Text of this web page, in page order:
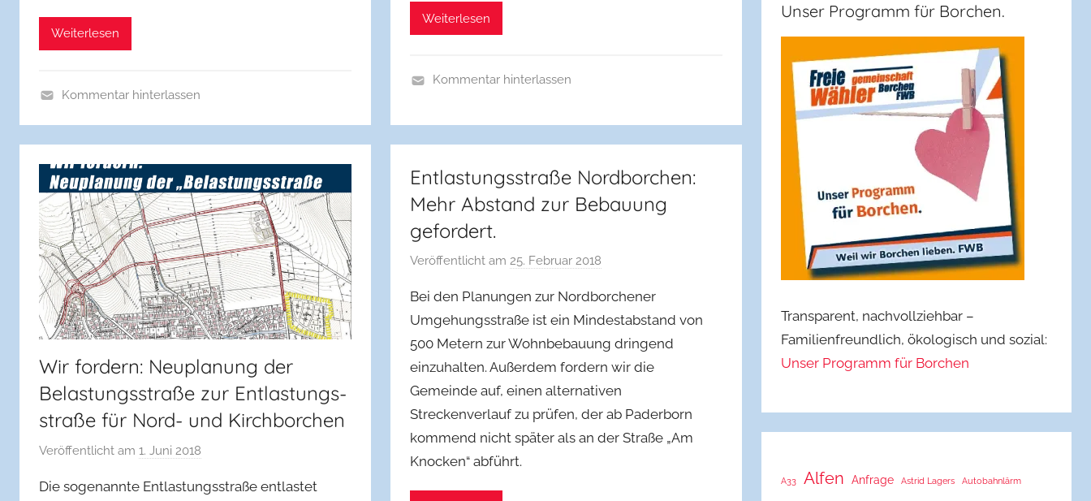
Weiterlesen
e
m
e
i
n
Kommentar hinterlassen
Weiterlesen
l
l
e
m
e
n
Kommentar hinterlassen
Wir fordern: Neuplanung der
Belastungs­straße zur Entlastungs­
straße für Nord- und Kirchborchen
Veröffentlicht am 1. Juni 2018
n
Die sogenannte Entlastungsstraße entlastet
Entlastungsstraße Nordborchen:
Mehr Abstand zur Bebauung
gefordert.
Veröffentlicht am25. Februar 2018
n
f
w
b
b
o
r
Bei den Planungen zur Nordborchener
Umgehungsstraße ist ein Mindestabstand von
500 Metern zur Wohnbebauung dringend
einzuhalten. Außerdem fordern wir die
Gemeinde auf, einen alternativen
Streckenverlauf zu prüfen, der ab Paderborn
kommend nicht später als an der Straße „Am
Knocken“ abführt.
Unser Programm für Borchen.
Transparent, nachvollziehbar –
Familienfreundlich, ökologisch und sozial:
Unser Programm für Borchen
A33 Alfen Anfrage Astrid Lagers Autobahnlärm